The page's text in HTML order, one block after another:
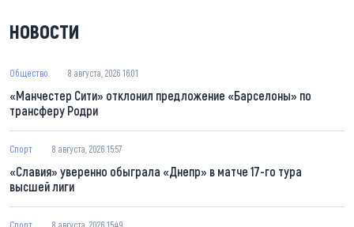
НОВОСТИ
Общество 8 августа, 2026 16:01
«Манчестер Сити» отклонил предложение «Барселоны» по
трансферу Родри
Спорт 8 августа, 2026 15:57
«Славия» уверенно обыграла «Днепр» в матче 17-го тура
высшей лиги
Спорт 8 августа, 2026 15:49